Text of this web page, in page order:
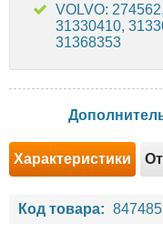
VOLVO:
31330410,
31368353
Характеристики
Код товара: